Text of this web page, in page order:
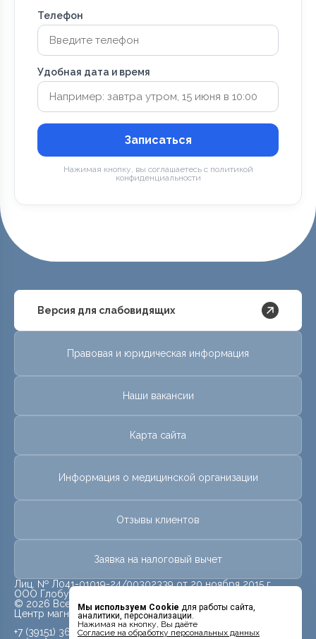
Мы используем Cookie для работы сайта,
аналитики, персонализации.
Нажимая на кнопку, Вы даёте
Cогласие на обработку персональных данных
Телефон
Удобная дата и время
Записаться
Нажимая кнопку, вы соглашаетесь с политикой
конфиденциальности
Версия для слабовидящих
Правовая и юридическая информация
Наши вакансии
Карта сайта
Информация о медицинской организации
Отзывы клиентов
Заявка на налоговый вычет
Лиц. № Л041-01019-24/00302339 от 20 ноября 2015 г.
ООО Глобус
© 2026 Все права защищены.
Центр магнитно-резонансной томографии «МРТ Лидер»
+7 (39151) 362-06